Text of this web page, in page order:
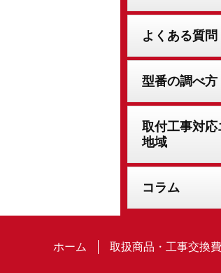
よくある質問
型番の調べ方
取付工事対応
地域
コラム
ホーム 取扱商品・工事交換